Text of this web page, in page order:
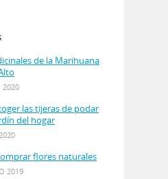
de la Marihuana
2020
las tijeras de podar
del hogar
flores naturales
2019